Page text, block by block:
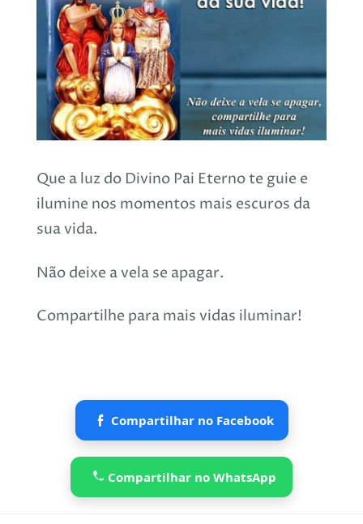
Que a luz do Divino Pai Eterno te guie e
ilumine nos momentos mais escuros da
sua vida.
Não deixe a vela se apagar.
Compartilhe para mais vidas iluminar!
Compartilhar no Facebook
Compartilhar no WhatsApp